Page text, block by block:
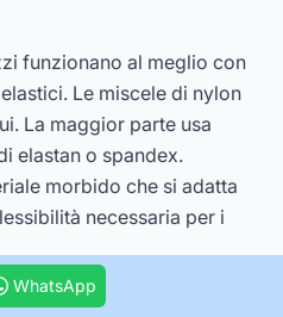
funzionano al meglio con
Le miscele di nylon
La maggior parte usa
elastan o spandex.
morbido che si adatta
necessaria per i
rende perfetto per i
WhatsApp